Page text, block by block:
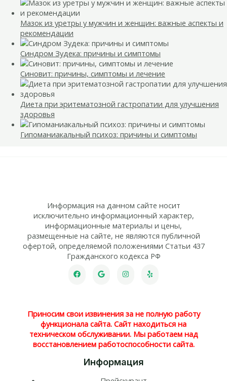
Мазок из уретры у мужчин и женщин: важные аспекты и
рекомендации
Синдром Зудека: причины и симптомы
Синовит: причины, симптомы и лечение
Диета при эритематозной гастропатии для улучшения
здоровья
Гипоманиакальный психоз: причины и симптомы
Информация на данном сайте носит
исключительно информационный характер,
информационные материалы и цены,
размещенные на сайте, не являются публичной
офертой, определяемой положениями Статьи 437
Гражданского кодекса РФ
Приносим свои извинения за не полную работу
функционала сайта. Сайт находиться на
техническом обслуживании. Мы работаем над
восстановлением работоспособности сайта.
Информация